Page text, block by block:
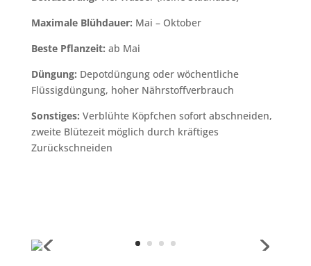
Maximale Blühdauer: Mai – Oktober
Beste Pflanzeit: ab Mai
Düngung: Depotdüngung oder wöchentliche
Flüssigdüngung, hoher Nährstoffverbrauch
Sonstiges: Verblühte Köpfchen sofort abschneiden,
zweite Blütezeit möglich durch kräftiges
Zurückschneiden